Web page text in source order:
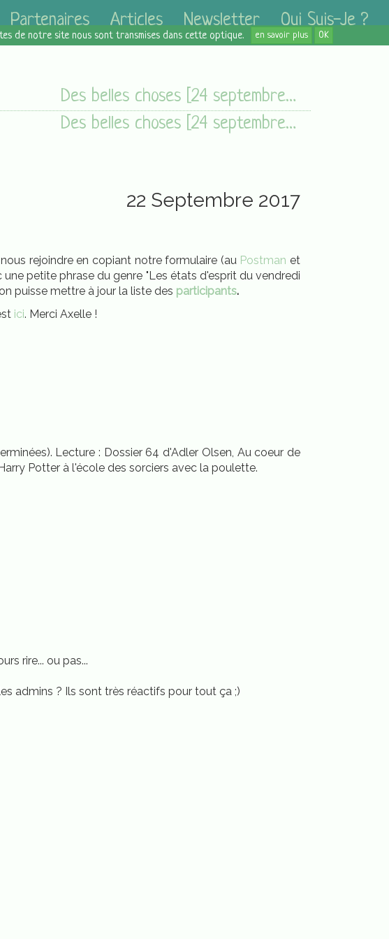
de notre site nous sont transmises dans cette optique. en savoir plus OK
Partenaires Articles Newsletter Qui Suis-Je ?
Des belles choses [24 septembre 2017]
Des belles choses [24 septembre 2017]
22 Septembre 2017
rejoindre en copiant notre formulaire (auPostman et
petite phrase du genre "Les états d'esprit du vendredi
puisse mettre à jour la liste des participants.
ici. Merci Axelle !
Lecture : Dossier 64 d'Adler Olsen, Au coeur de
Potter à l'école des sorciers avec la poulette.
rire... ou pas...
admins ? Ils sont très réactifs pour tout ça ;)